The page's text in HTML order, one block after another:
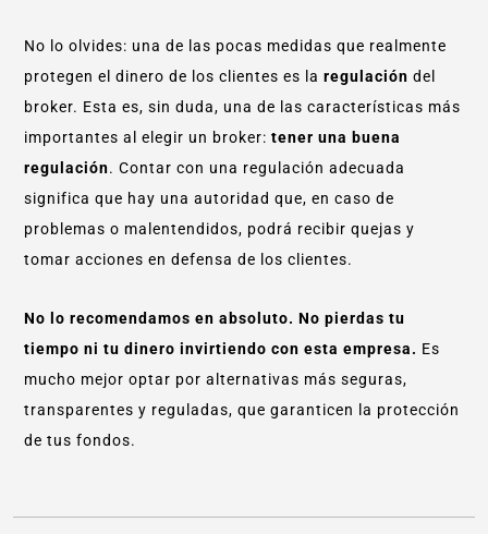
No lo olvides: una de las pocas medidas que realmente
protegen el dinero de los clientes es la regulación del
broker. Esta es, sin duda, una de las características más
importantes al elegir un broker: tener una buena
regulación. Contar con una regulación adecuada
significa que hay una autoridad que, en caso de
problemas o malentendidos, podrá recibir quejas y
tomar acciones en defensa de los clientes.
No lo recomendamos en absoluto. No pierdas tu
tiempo ni tu dinero invirtiendo con esta empresa. Es
mucho mejor optar por alternativas más seguras,
transparentes y reguladas, que garanticen la protección
de tus fondos.